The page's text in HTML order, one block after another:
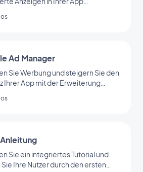
Ad Manager
Sie Werbung und steigern Sie den
Ihrer App mit der Erweiterung
Sie ein integriertes Tutorial und
Ihre Nutzer durch den ersten